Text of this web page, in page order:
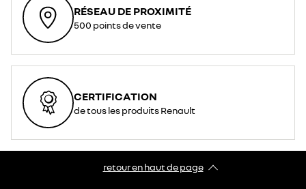
RÉSEAU DE PROXIMITÉ
500 points de vente
CERTIFICATION
de tous les produits Renault
retour en haut de page​